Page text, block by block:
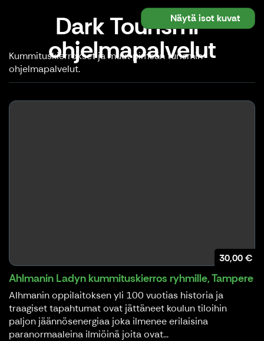
Dark Tourismi-
ohjelmapalvelut
Näytä isot kuvat
Kummituskierrokset ja muut pimeän turismin
ohjelmapalvelut.
30,00 €
Ahlmanin Ladyn kummituskierros ryhmille, Tampere
Alhmanin oppilaitoksen yli 100 vuotias historia ja
traagiset tapahtumat ovat jättäneet koulun tiloihin
paljon jäännösenergiaa joka ilmenee erilaisina
paranormaaleina ilmiöinä joita ovat...